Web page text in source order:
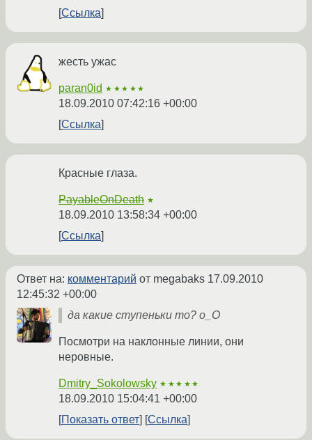
Ссылка
жесть ужас
paran0id ★★★★★
18.09.2010 07:42:16 +00:00
Ссылка
Красные глаза.
PayableOnDeath ★
18.09.2010 13:58:34 +00:00
Ссылка
Ответ на: комментарий от megabaks 17.09.2010
12:45:32 +00:00
да какие ступеньки то? о_О
Посмотри на наклонные линии, они
неровные.
Dmitry_Sokolowsky ★★★★★
18.09.2010 15:04:41 +00:00
Показать ответ
Ссылка